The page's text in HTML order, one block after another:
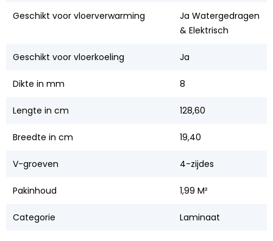
Geschikt voor vloerverwarming
Ja Watergedragen
& Elektrisch
Geschikt voor vloerkoeling Ja
Dikte in mm 8
Lengte in cm 128,60
Breedte in cm 19,40
V-groeven 4-zijdes
Pakinhoud 1,99 M²
Categorie Laminaat